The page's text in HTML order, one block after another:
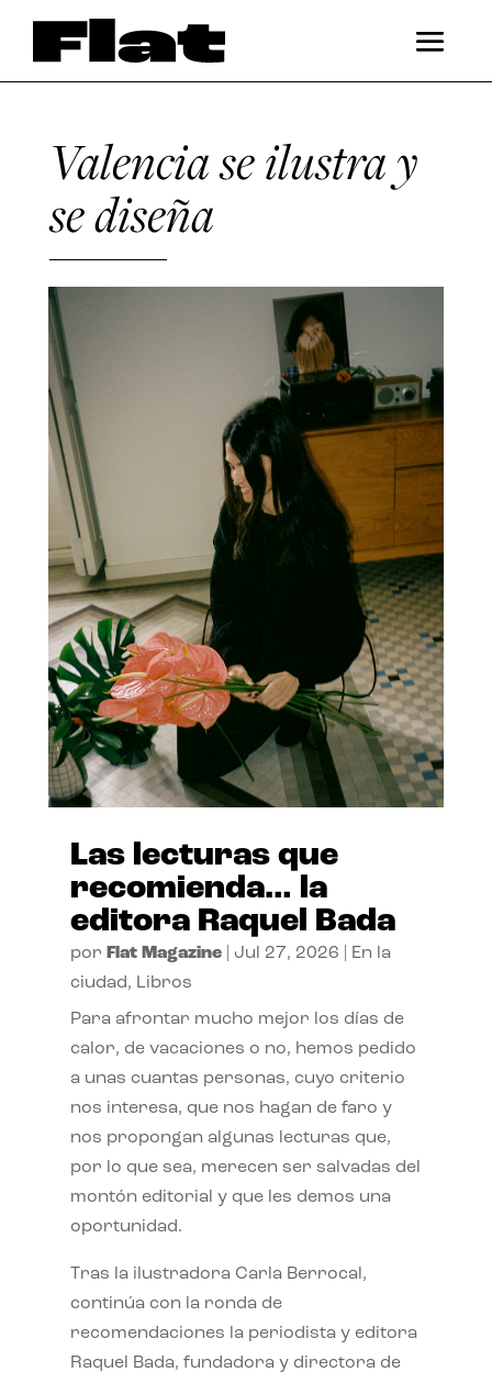
Valencia se ilustra y
se diseña
Las lecturas que
recomienda… la
editora Raquel Bada
por Flat Magazine| Jul 27, 2026
En la
ciudad, Libros
Para afrontar mucho mejor los días de
calor, de vacaciones o no, hemos pedido
a unas cuantas personas, cuyo criterio
nos interesa, que nos hagan de faro y
nos propongan algunas lecturas que,
por lo que sea, merecen ser salvadas del
montón editorial y que les demos una
oportunidad.
Tras la ilustradora Carla Berrocal,
continúa con la ronda de
recomendaciones la periodista y editora
Raquel Bada, fundadora y directora de